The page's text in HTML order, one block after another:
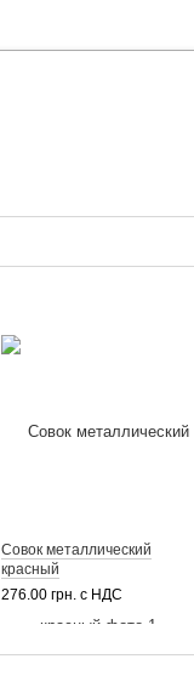
Совок металлический
красный
276.00 грн. с НДС